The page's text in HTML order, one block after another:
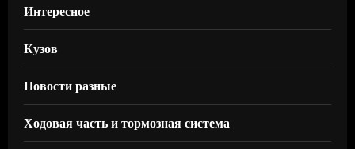
Интересное
Кузов
Новости разные
Ходовая часть и тормозная система